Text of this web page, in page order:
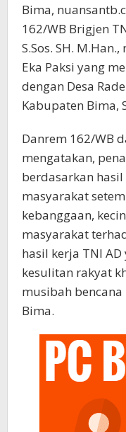
Bima,
162/WB Brigjen
S.Sos. SH.
Eka Paksi yang
dengan Desa
Kabupaten Bima,
Danrem 162/WB
mengatakan,
berdasarkan
masyarakat
kebanggaan,
masyarakat
hasil kerja TNI
kesulitan rakyat
musibah
Bima.